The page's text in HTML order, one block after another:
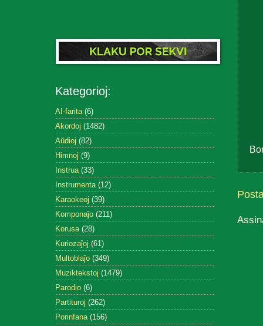
Kategorioj:
AI-farita (6)
Akordoj (1482)
Aŭdioj (82)
Himnoj (9)
Instrua (33)
Instrumenta (12)
Karaokeoj (39)
Komponaĵo (211)
Korusa (28)
Kuriozaĵoj (61)
Multoblaĵo (349)
Muziktekstoj (1479)
Parodio (6)
Partituroj (262)
Porinfana (156)